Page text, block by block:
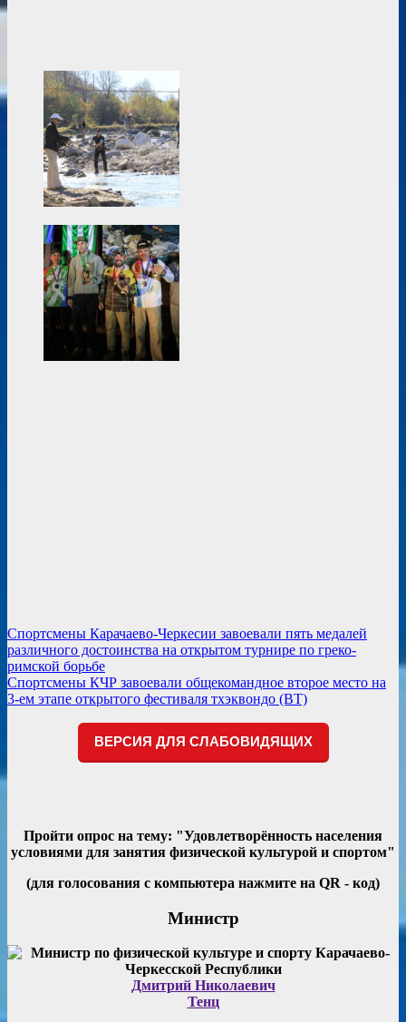
Навигация
по
записям
Спортсмены Карачаево-Черкесии завоевали пять медалей
различного достоинства на открытом турнире по греко-
римской борьбе
Спортсмены КЧР завоевали общекомандное второе место на
3-ем этапе открытого фестиваля тхэквондо (ВТ)
ВЕРСИЯ ДЛЯ СЛАБОВИДЯЩИХ
Пройти опрос на тему: "Удовлетворённость населения
условиями для занятия физической культурой и спортом"
(для голосования с компьютера нажмите на QR - код)
Министр
Дмитрий Николаевич
Тенц